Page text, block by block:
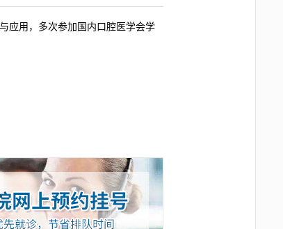
应用，多次参加国内口腔医学会学